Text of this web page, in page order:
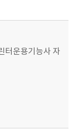
터운용기능사 자